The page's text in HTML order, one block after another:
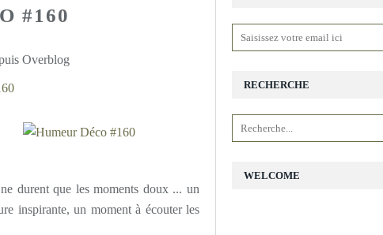
#160
Overblog
durent que les moments doux ... un
inspirante, un moment à écouter les
RECHERCHE
WELCOME